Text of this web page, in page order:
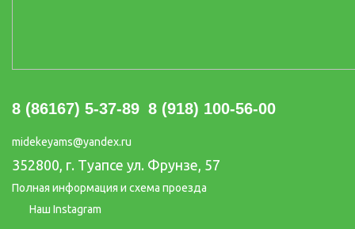
8 (86167) 5-37-89 8 (918) 100-56-00
midekeyams@yandex.ru
352800, г. Туапсе ул. Фрунзе, 57
Полная информация и схема проезда
Наш Instagram